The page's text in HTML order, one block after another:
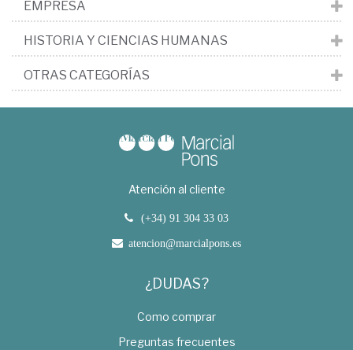
EMPRESA
HISTORIA Y CIENCIAS HUMANAS
OTRAS CATEGORÍAS
Atención al cliente
(+34) 91 304 33 03
atencion@marcialpons.es
¿DUDAS?
Como comprar
Preguntas frecuentes